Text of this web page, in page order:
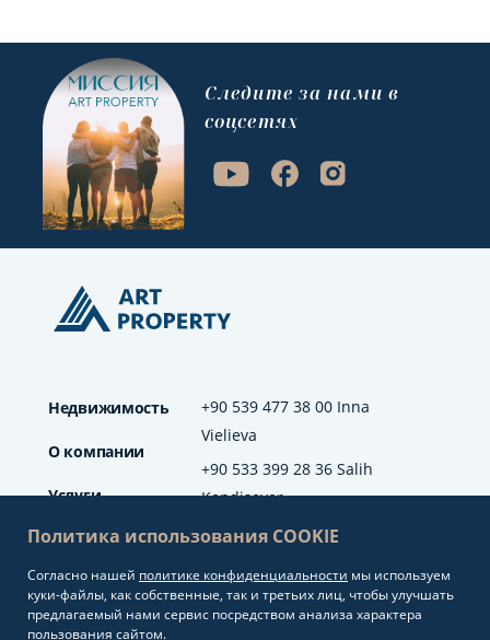
+90 539 477 38 00 Inna
Vielieva
+90 533 399 28 36 Salih
Kendisever
info@artproperty.net
Mahmutlar Mah.
Недвижимость
О компании
Услуги
Отзывы
Блог
Cледите за нами в
соцсетях
Политика использования COOKIE
Согласно нашей политике конфиденциальности мы используем
куки-файлы, как собственные, так и третьих лиц, чтобы улучшать
предлагаемый нами сервис посредством анализа характера
пользования сайтом.